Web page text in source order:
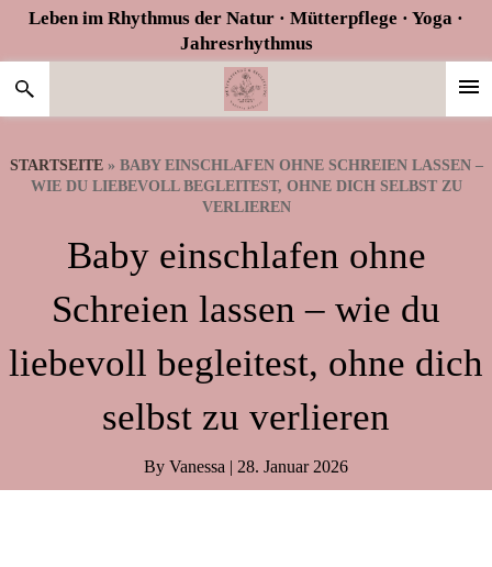
Zur
springen
Skip
main
content
Zur
springen
Leben im Rhythmus der Natur · Mütterpflege · Yoga ·
Jahresrhythmus
STARTSEITE» BABY EINSCHLAFEN OHNE SCHREIEN LASSEN –
WIE DU LIEBEVOLL BEGLEITEST, OHNE DICH SELBST ZU
VERLIEREN
Baby einschlafen ohne
Schreien lassen – wie du
liebevoll begleitest, ohne dich
selbst zu verlieren
By Vanessa | 28. Januar 2026